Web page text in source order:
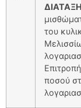
του
ποσού